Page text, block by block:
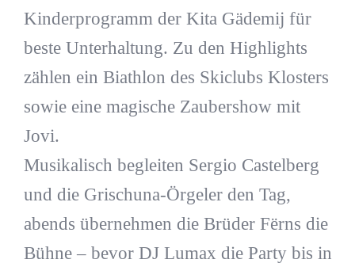
Kinderprogramm der Kita Gädemij für
beste Unterhaltung. Zu den Highlights
zählen ein Biathlon des Skiclubs Klosters
sowie eine magische Zaubershow mit
Jovi.
Musikalisch begleiten Sergio Castelberg
und die Grischuna-Örgeler den Tag,
abends übernehmen die Brüder Fërns die
Bühne – bevor DJ Lumax die Party bis in